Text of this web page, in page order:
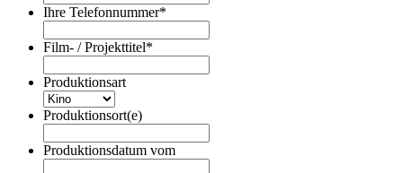
Ihre Telefonnummer*
Film- / Projekttitel*
Produktionsart
Produktionsort(e)
Produktionsdatum vom